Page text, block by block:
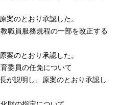
案のとおり承認した。
職員服務規程の一部を改正する
案のとおり承認した。
委員の任免について
が説明し、原案のとおり承認し